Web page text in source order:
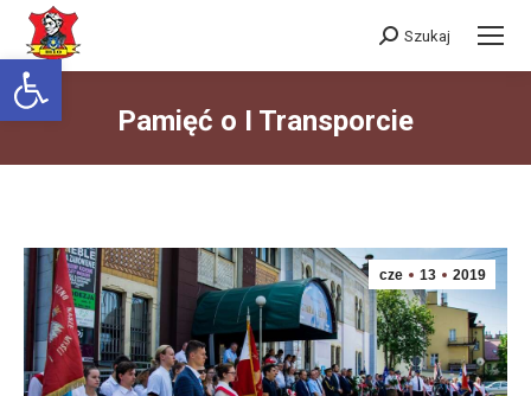
Otwórz pasek narzędzi
Szukaj:
Szukaj
Pamięć o I Transporcie
cze 13 2019